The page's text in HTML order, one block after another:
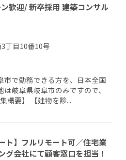
歓迎/ 新卒採用 建築コンサル
丁目10番10号
市で勤務できる方を、日本全国
岐阜県岐阜市のみですので、
概要】 【建物を診...
ト】フルリモート可／住宅業
グ会社にて顧客窓口を担当！